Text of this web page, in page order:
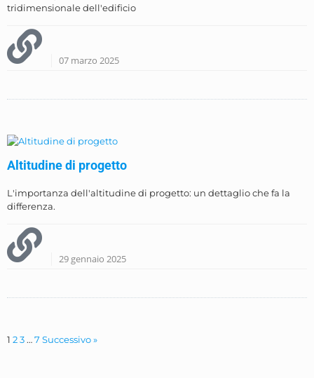
tridimensionale dell'edificio
07 marzo 2025
Altitudine di progetto
L'importanza dell'altitudine di progetto: un dettaglio che fa la
differenza.
29 gennaio 2025
1 23 …7 Successivo »